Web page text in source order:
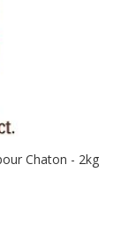
Chaton - 2kg